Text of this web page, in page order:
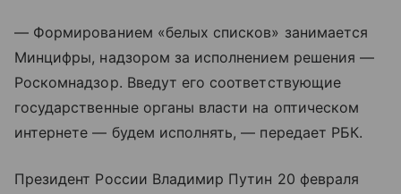
— Формированием «белых списков» занимается
Минцифры, надзором за исполнением решения —
Роскомнадзор. Введут его соответствующие
государственные органы власти на оптическом
интернете — будем исполнять, — передает РБК.
Президент России Владимир Путин 20 февраля